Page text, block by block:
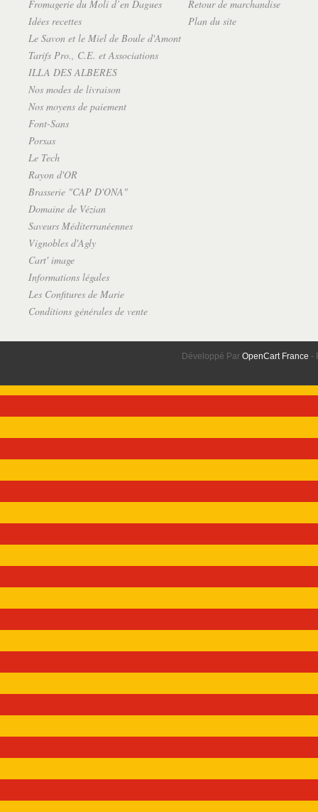
Fromagerie du Moli d’en Dagues
Idées recettes
Le Savon et le Miel de Boule d'Amont
Tarifs Pro., C.E. et Associations
ILLA DES ALBERES
Nos modes de livraison
Nos moyens de paiement
Font-Sans
Porxas
Le Tech
Rayon d'OR
Brasserie "CAP D'ONA"
Domaine de Vézian
Saveurs Méditerranéennes
Vignobles d'Agly
Cart' image
Informations légales
Les Confitures de Marie
Conditions générales de vente
Retour de marchandise
Plan du site
Développé Par OpenCart France -